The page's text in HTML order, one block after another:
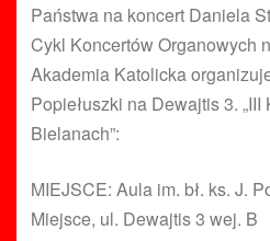
Państwa na koncert Daniela
Cykl Koncertów Organowych
Akademia Katolicka
Popiełuszki na Dewajtis 3.
Bielanach”:
MIEJSCE: Aula im. bł. ks. J.
Miejsce, ul. Dewajtis 3 wej. B